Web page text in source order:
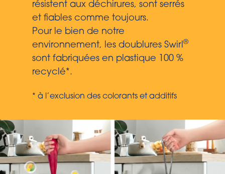
résistent aux déchirures, sont serrés
et fiables comme toujours.
Pour le bien de notre
environnement, les doublures Swirl®
sont fabriquées en plastique 100 %
recyclé*.
* à l’exclusion des colorants et additifs